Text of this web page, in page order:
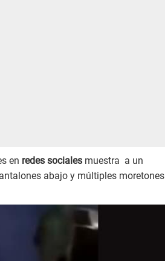
en redes sociales muestra a un
abajo y múltiples moretones